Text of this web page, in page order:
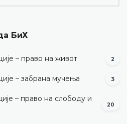
БиХ
– право на живот 2
– забрана мучења 3
– право на слободу и
20